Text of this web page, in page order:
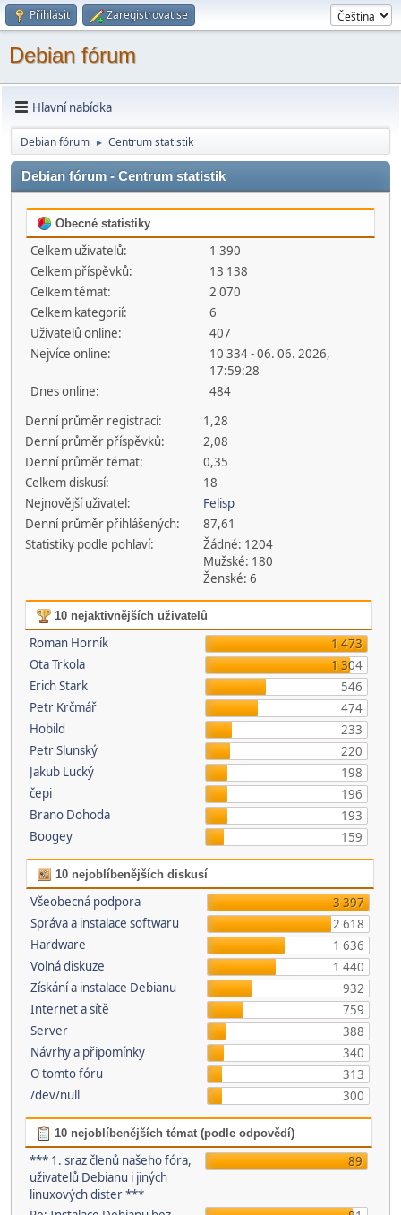
Přihlásit Zaregistrovat se
Debian fórum
Hlavní nabídka
Debian fórum ► Centrum statistik
Debian fórum - Centrum statistik
Obecné statistiky
Celkem uživatelů:
1 390
Celkem příspěvků:
13 138
Celkem témat:
2 070
Celkem kategorií:
6
Uživatelů online:
407
Nejvíce online:
10 334 - 06. 06. 2026,
17:59:28
Dnes online:
484
Denní průměr registrací:
1,28
Denní průměr příspěvků:
2,08
Denní průměr témat:
0,35
Celkem diskusí:
18
Nejnovější uživatel:
Felisp
Denní průměr přihlášených:
87,61
Statistiky podle pohlaví:
Žádné: 1204
Mužské: 180
Ženské: 6
10 nejaktivnějších uživatelů
Roman Horník
1 473
Ota Trkola
1 304
Erich Stark
546
Petr Krčmář
474
Hobild
233
Petr Slunský
220
Jakub Lucký
198
čepi
196
Brano Dohoda
193
Boogey
159
10 nejoblíbenějších diskusí
Všeobecná podpora
3 397
Správa a instalace softwaru
2 618
Hardware
1 636
Volná diskuze
1 440
Získání a instalace Debianu
932
Internet a sítě
759
Server
388
Návrhy a připomínky
340
O tomto fóru
313
/dev/null
300
10 nejoblíbenějších témat (podle odpovědí)
*** 1. sraz členů našeho fóra,
uživatelů Debianu i jiných
linuxových dister ***
89